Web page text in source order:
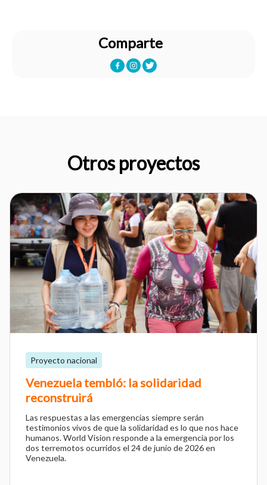
Comparte
Otros proyectos
Proyecto nacional
Venezuela tembló: la solidaridad
reconstruirá
Las respuestas a las emergencias siempre serán
testimonios vivos de que la solidaridad es lo que nos hace
humanos. World Vision responde a la emergencia por los
dos terremotos ocurridos el 24 de junio de 2026 en
Venezuela.